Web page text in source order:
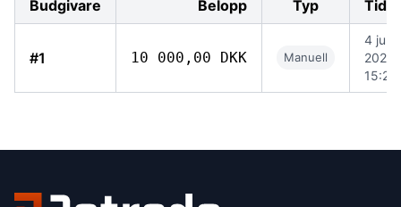
Budgivare Belopp Typ
#1 10 000,00 DKK Manuell
4 juni
2026
15:21